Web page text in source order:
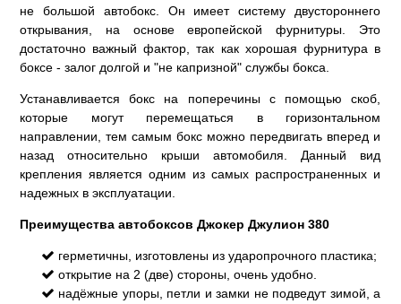
не большой автобокс. Он имеет систему двустороннего
открывания, на основе европейской фурнитуры. Это
достаточно важный фактор, так как хорошая фурнитура в
боксе - залог долгой и "не капризной" службы бокса.
Устанавливается бокс на поперечины с помощью скоб,
которые могут перемещаться в горизонтальном
направлении, тем самым бокс можно передвигать вперед и
назад относительно крыши автомобиля. Данный вид
крепления является одним из самых распространенных и
надежных в эксплуатации.
Преимущества автобоксов Джокер Джулион 380
герметичны, изготовлены из ударопрочного пластика;
открытие на 2 (две) стороны, очень удобно.
надёжные упоры, петли и замки не подведут зимой, а